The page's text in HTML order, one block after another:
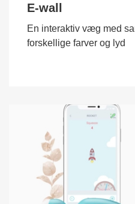
E-wall
En interaktiv væg med
forskellige farver og lyd